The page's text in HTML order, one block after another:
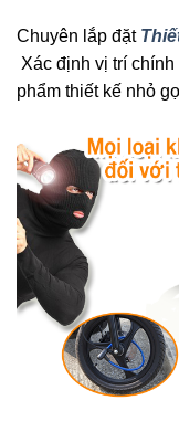
Chuyên lắp đặt
Xác định vị trí
phẩm thiết kế nhỏ